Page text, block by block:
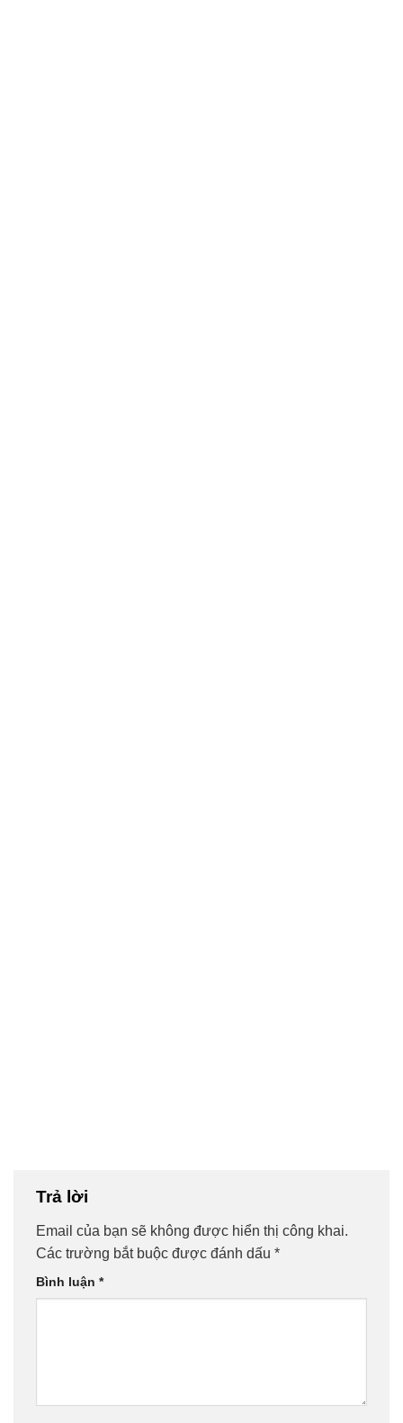
Trả lời
Email của bạn sẽ không được hiển thị công khai.
Các trường bắt buộc được đánh dấu *
Bình luận *